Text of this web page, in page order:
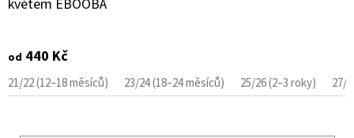
květem EBOOBA
od 440 Kč
21/22 (12–18 měsíců) 23/24 (18–24 měsíců) 25/26 (2–3 roky) 27/